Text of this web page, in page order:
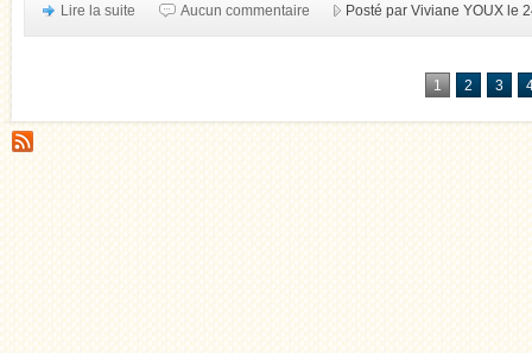
Lire la suite Aucun commentaire Posté par Viviane YOUX le
1 2 3